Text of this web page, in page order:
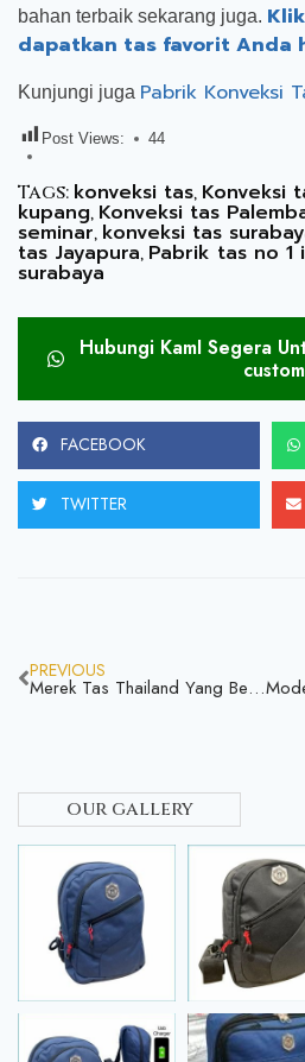
bahan terbaik sekarang juga.
dapatkan tas favorit Anda
Kunjungi juga Pabrik Konveksi
Post Views: 44
Tags: konveksi tas, Konveksi
kupang, Konveksi tas
seminar, konveksi tas
tas Jayapura, Pabrik tas no 1
surabaya
Hubungi KamI Segera
custom
FACEBOOK
TWITTER
PREVIOUS
Merek Tas Thailand Yang Berkualitas Dengan Harga Terjangkau Yuk Simak Apa Aja
our gallery